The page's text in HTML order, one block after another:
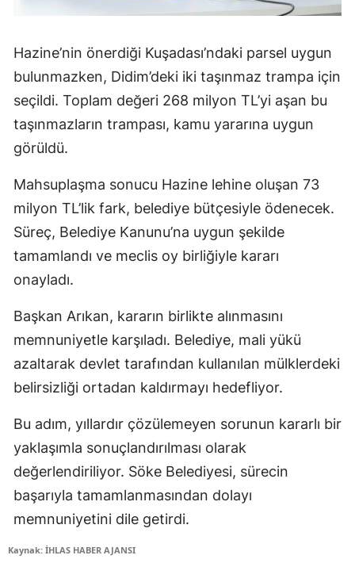
Hazine’nin önerdiği Kuşadası’ndaki parsel uygun
bulunmazken, Didim’deki iki taşınmaz trampa için
seçildi. Toplam değeri 268 milyon TL’yi aşan bu
taşınmazların trampası, kamu yararına uygun
görüldü.
Mahsuplaşma sonucu Hazine lehine oluşan 73
milyon TL’lik fark, belediye bütçesiyle ödenecek.
Süreç, Belediye Kanunu’na uygun şekilde
tamamlandı ve meclis oy birliğiyle kararı
onayladı.
Başkan Arıkan, kararın birlikte alınmasını
memnuniyetle karşıladı. Belediye, mali yükü
azaltarak devlet tarafından kullanılan mülklerdeki
belirsizliği ortadan kaldırmayı hedefliyor.
Bu adım, yıllardır çözülemeyen sorunun kararlı bir
yaklaşımla sonuçlandırılması olarak
değerlendiriliyor. Söke Belediyesi, sürecin
başarıyla tamamlanmasından dolayı
memnuniyetini dile getirdi.
Kaynak: İHLAS HABER AJANSI